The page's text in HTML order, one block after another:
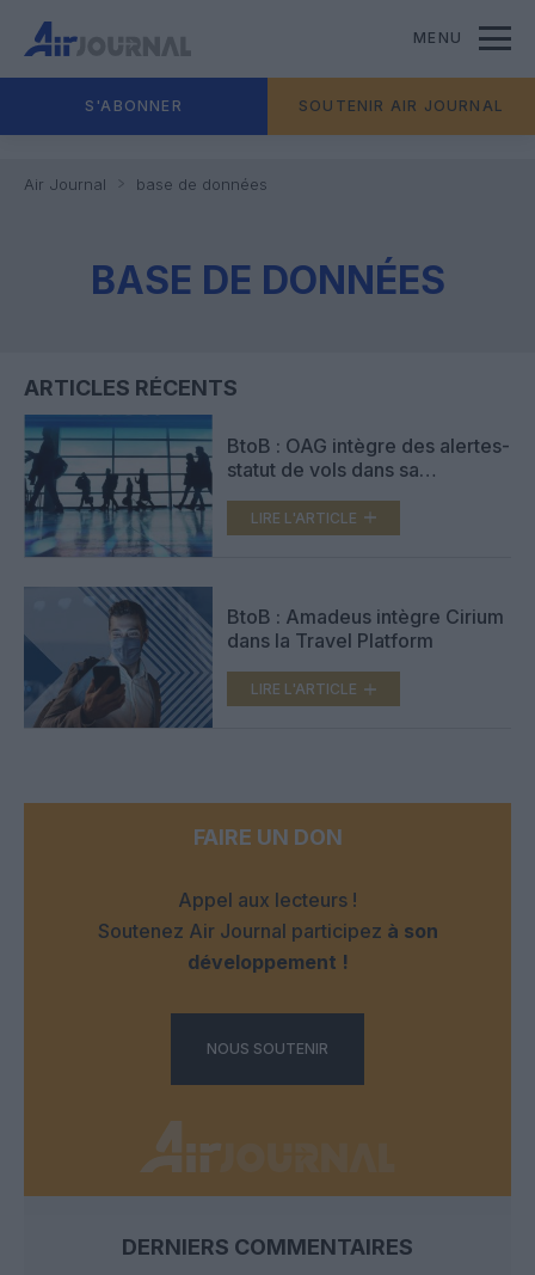
MENU
S'ABONNER SOUTENIR AIR JOURNAL
Air Journal base de données
BASE DE DONNÉES
ARTICLES RÉCENTS
BtoB : OAG intègre des alertes-
statut de vols dans sa
LIRE L'ARTICLE
BtoB : Amadeus intègre Cirium
dans la Travel Platform
LIRE L'ARTICLE
FAIRE UN DON
Appel aux lecteurs !
Soutenez Air Journal participez à son
développement !
NOUS SOUTENIR
DERNIERS COMMENTAIRES